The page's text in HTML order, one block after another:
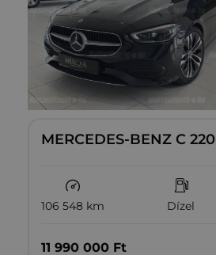
MERCEDES-BENZ C 220
106 548 km Dízel
11‏‏‎ ‎990‏‏‎ ‎000 Ft